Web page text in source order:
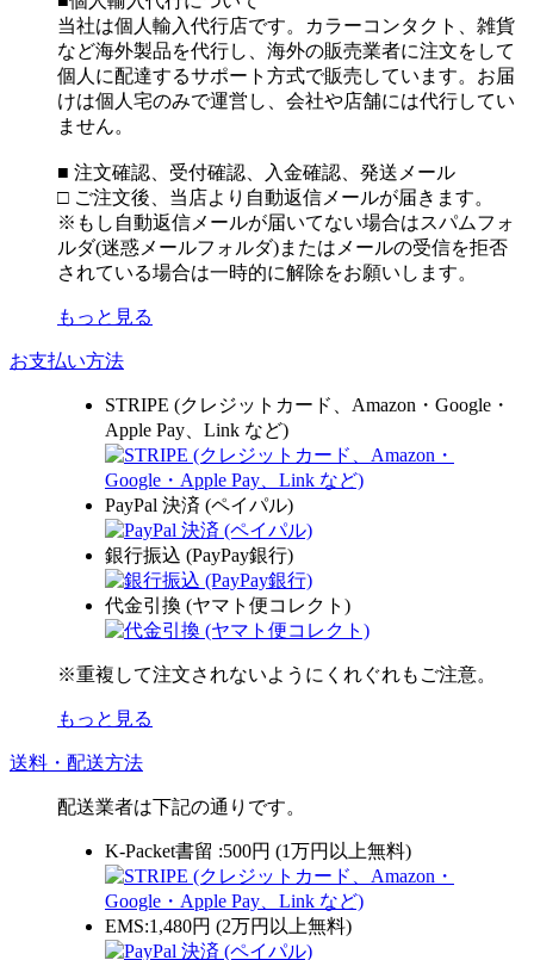
当社は個人輸入代行店です。カラーコンタクト、雑貨
など海外製品を代行し、海外の販売業者に注文をして
個人に配達するサポート方式で販売しています。お届
けは個人宅のみで運営し、会社や店舗には代行してい
ません。
■ 注文確認、受付確認、入金確認、発送メール
□ ご注文後、当店より自動返信メールが届きます。
※もし自動返信メールが届いてない場合はスパムフォ
ルダ(迷惑メールフォルダ)またはメールの受信を拒否
されている場合は一時的に解除をお願いします。
もっと見る
お支払い方法
STRIPE (クレジットカード、Amazon・Google・
Apple Pay、Link など)
PayPal 決済 (ペイパル)
銀行振込 (PayPay銀行)
代金引換 (ヤマト便コレクト)
※重複して注文されないようにくれぐれもご注意。
もっと見る
送料・配送方法
配送業者は下記の通りです。
K-Packet書留 :500円 (1万円以上無料)
EMS:1,480円 (2万円以上無料)